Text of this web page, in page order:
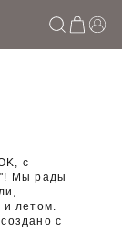
с
Мы рады
и летом.
с